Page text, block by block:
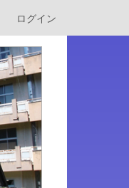
ログイン